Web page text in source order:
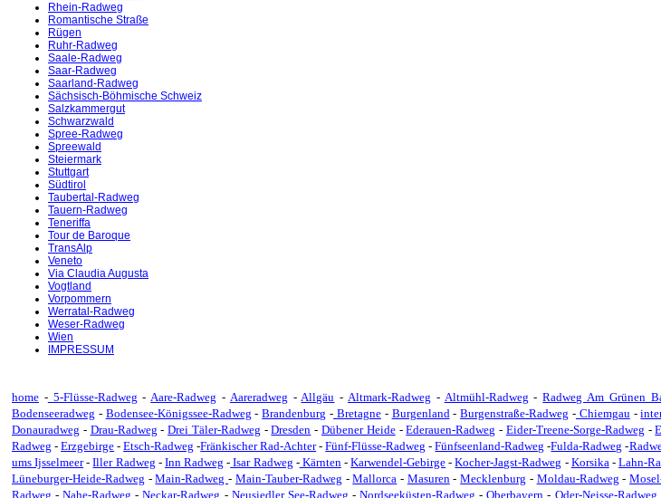
Rhein-Radweg
Romantische Straße
Rügen
Ruhr-Radweg
Saale-Radweg
Saar-Radweg
Saarland-Radweg
Sächsisch-Böhmische Schweiz
Salzkammergut
Schwarzwald
Spree-Radweg
Spreewald
Steiermark
Stuttgart
Südtirol
Taubertal-Radweg
Tauern-Radweg
Teneriffa
Tour de Baroque
TransAlp
Veneto
Via Claudia Augusta
Vogtland
Vorpommern
Werratal-Radweg
Weser-Radweg
Wien
IMPRESSUM
home -5-Flüsse-Radweg -Aare-Radweg - Aareradweg -Allgäu -Altmark-Radweg - Altmühl-Radweg -Radweg Am Grünen
Bodenseeradweg - Bodensee-Königssee-Radweg -Brandenburg - Bretagne- Burgenland-Burgenstraße-Radweg -Chiemgau-
Donauradweg - Drau-Radweg -Drei Täler-Radweg -Dresden - Dübener Heide-Ederauen-Radweg - Eider-Treene-Sorge-Radweg -
Radweg -Erzgebirge -Etsch-Radweg -Fränkischer Rad-Achter-Fünf-Flüsse-Radweg -Fünfseenland-Radweg -Fulda-Radweg -
ums Ijsselmeer-Iller Radweg - Inn Radweg - Isar Radweg -Kärnten-Karwendel-Gebirge -Kocher-Jagst-Radweg - Korsika-Lahn-
Lüneburger-Heide-Radweg -Main-Radweg- Main-Tauber-Radweg -Mallorca - Masuren-Mecklenburg - Moldau-Radweg -
Radweg -Nahe-Radweg -Neckar-Radweg - Neusiedler See-Radweg -Nordseeküsten-Radweg -Oberbayern - Oder-Neisse-Radweg